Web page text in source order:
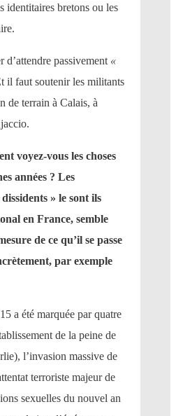
identitaires bretons ou les
d’attendre passivement «
il faut soutenir les militants
de terrain à Calais, à
voyez-vous les choses
années ? Les
» le sont ils
en France, semble
de ce qu’il se passe
par exemple
a été marquée par quatre
de la peine de
l’invasion massive de
terroriste majeur de
sexuelles du nouvel an